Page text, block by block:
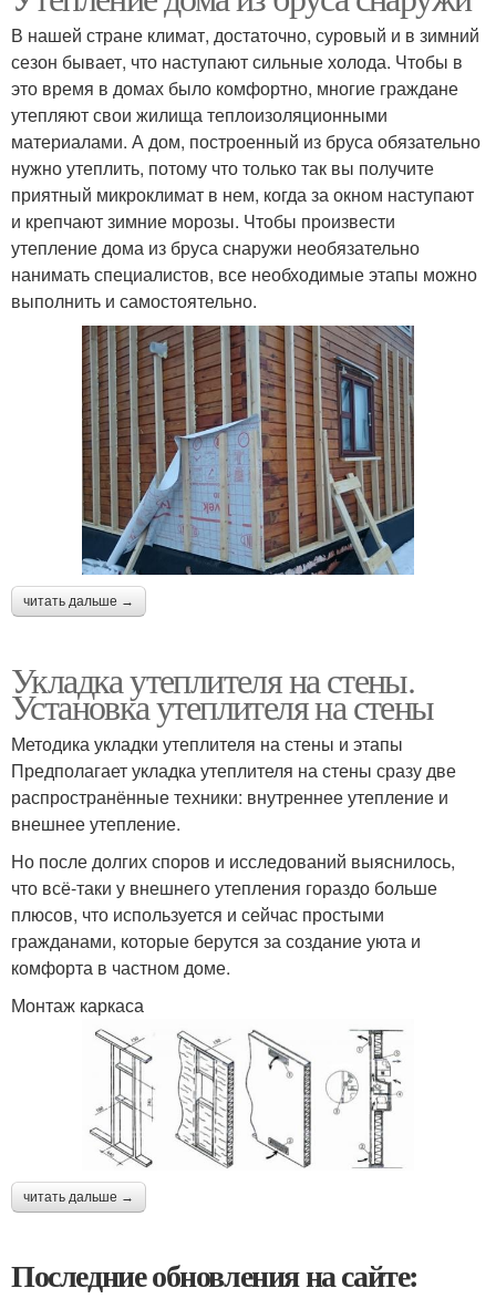
В нашей стране климат, достаточно, суровый и в зимний
сезон бывает, что наступают сильные холода. Чтобы в
это время в домах было комфортно, многие граждане
утепляют свои жилища теплоизоляционными
материалами. А дом, построенный из бруса обязательно
нужно утеплить, потому что только так вы получите
приятный микроклимат в нем, когда за окном наступают
и крепчают зимние морозы. Чтобы произвести
утепление дома из бруса снаружи необязательно
нанимать специалистов, все необходимые этапы можно
выполнить и самостоятельно.
читать дальше →
Укладка утеплителя на стены.
Установка утеплителя на стены
Методика укладки утеплителя на стены и этапы
Предполагает укладка утеплителя на стены сразу две
распространённые техники: внутреннее утепление и
внешнее утепление.
Но после долгих споров и исследований выяснилось,
что всё-таки у внешнего утепления гораздо больше
плюсов, что используется и сейчас простыми
гражданами, которые берутся за создание уюта и
комфорта в частном доме.
Монтаж каркаса
читать дальше →
Последние обновления на сайте: